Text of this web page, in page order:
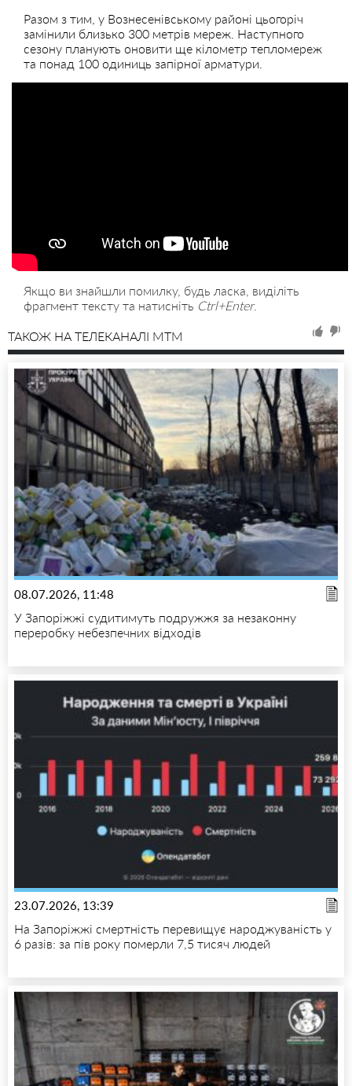
Разом з тим, у Вознесенівському районі цьогоріч
замінили близько 300 метрів мереж. Наступного
сезону планують оновити ще кілометр тепломереж
та понад 100 одиниць запірної арматури.
Якщо ви знайшли помилку, будь ласка, виділіть
фрагмент тексту та натисніть Ctrl+Enter.
ТАКОЖ НА ТЕЛЕКАНАЛІ MTM
08.07.2026, 11:48
У Запоріжжі судитимуть подружжя за незаконну
переробку небезпечних відходів
23.07.2026, 13:39
На Запоріжжі смертність перевищує народжуваність у
6 разів: за пів року померли 7,5 тисяч людей